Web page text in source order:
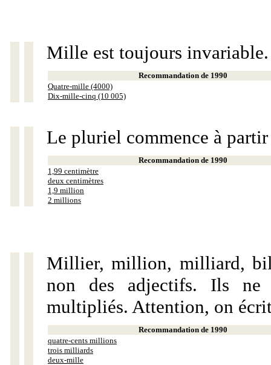
Mille est toujours invariable.
Recommandation de 1990
Quatre-mille (4000)
Dix-mille-cinq (10 005)
Le pluriel commence à
Recommandation de 1990
1,99 centimètre
deux centimètres
1,9 million
2 millions
Millier, million, milliard,
non des adjectifs. Ils ne
multipliés. Attention, on
Recommandation de 1990
quatre-cents millions
trois milliards
deux-mille